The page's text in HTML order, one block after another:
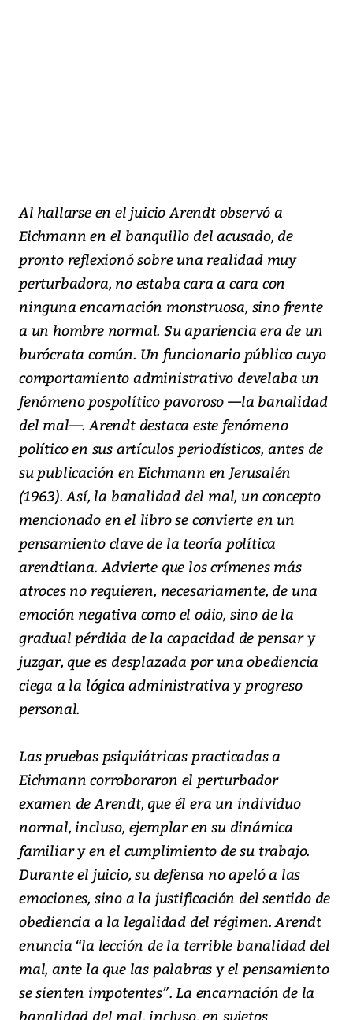
Al hallarse en el juicio Arendt observó a
Eichmann en el banquillo del acusado, de
pronto reflexionó sobre una realidad muy
perturbadora, no estaba cara a cara con
ninguna encarnación monstruosa, sino frente
a un hombre normal. Su apariencia era de un
burócrata común. Un funcionario público cuyo
comportamiento administrativo develaba un
fenómeno pospolítico pavoroso —la banalidad
del mal—. Arendt destaca este fenómeno
político en sus artículos periodísticos, antes de
su publicación enEichmann en Jerusalén
(1963). Así, la banalidad del mal, un concepto
mencionado en el libro se convierte en un
pensamiento clave de la teoría política
arendtiana. Advierte que los crímenes más
atroces no requieren, necesariamente, de una
emoción negativa como el odio, sino de la
gradual pérdida de la capacidad de pensar y
juzgar, que es desplazada por una obediencia
ciega a la lógica administrativa y progreso
personal.
Las pruebas psiquiátricas practicadas a
Eichmann corroboraron el perturbador
examen de Arendt, que él era un individuo
normal, incluso, ejemplar en su dinámica
familiar y en el cumplimiento de su trabajo.
Durante el juicio, su defensa no apeló a las
emociones, sino a la justificación del sentido de
obediencia a la legalidad del régimen. Arendt
enuncia “la lección de la terrible banalidad del
mal, ante la que las palabras y el pensamiento
se sienten impotentes”. La encarnación de la
banalidad del mal, incluso, en sujetos